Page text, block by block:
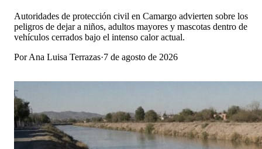
Autoridades de protección civil en Camargo advierten sobre los
peligros de dejar a niños, adultos mayores y mascotas dentro de
vehículos cerrados bajo el intenso calor actual.
PorAna Luisa Terrazas·7 de agosto de 2026